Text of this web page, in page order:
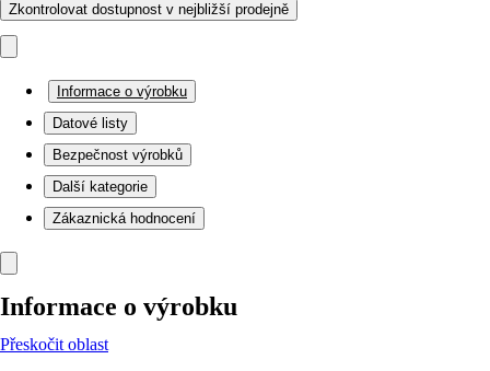
Zkontrolovat dostupnost v nejbližší prodejně
Informace o výrobku
Datové listy
Bezpečnost výrobků
Další kategorie
Zákaznická hodnocení
Informace o výrobku
Přeskočit oblast